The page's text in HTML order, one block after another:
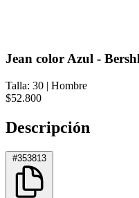
Jean color Azul -
Talla: 30 | Hombre
$52.800
Descripción
#353813